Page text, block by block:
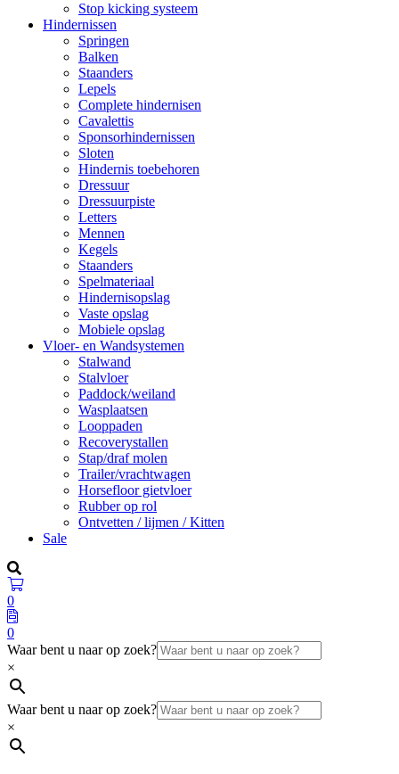
Stop kicking systeem
Hindernissen
Springen
Balken
Staanders
Lepels
Complete hindernisen
Cavalettis
Sponsorhindernissen
Sloten
Hindernis toebehoren
Dressuur
Dressuurpiste
Letters
Mennen
Kegels
Staanders
Spelmateriaal
Hindernisopslag
Vaste opslag
Mobiele opslag
Vloer- en Wandsystemen
Stalwand
Stalvloer
Paddock/weiland
Wasplaatsen
Looppaden
Recoverystallen
Stap/draf molen
Trailer/vrachtwagen
Horsefloor gietvloer
Rubber op rol
Ontvetten / lijmen / Kitten
Sale
0
0
Waar bent u naar op zoek?
×
Waar bent u naar op zoek?
×